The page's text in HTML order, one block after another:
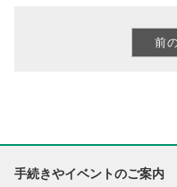
手続きやイベントのご案内